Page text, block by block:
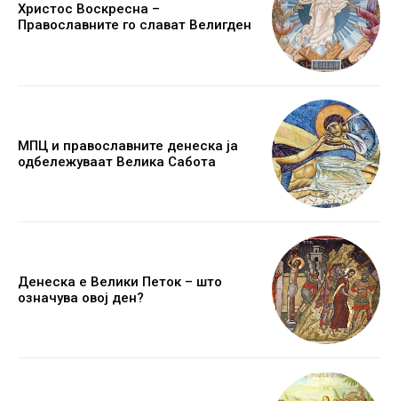
Христос Воскресна –
Православните го слават Велигден
МПЦ и православните денеска ја
одбележуваат Велика Сабота
Денеска е Велики Петок – што
означува овој ден?